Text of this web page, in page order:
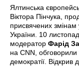
Ялтинська
Віктора Пінчука,
присвячених змінам
України. 10
модератор Фарід
на CNN, обговорили
демократії. Відкрив